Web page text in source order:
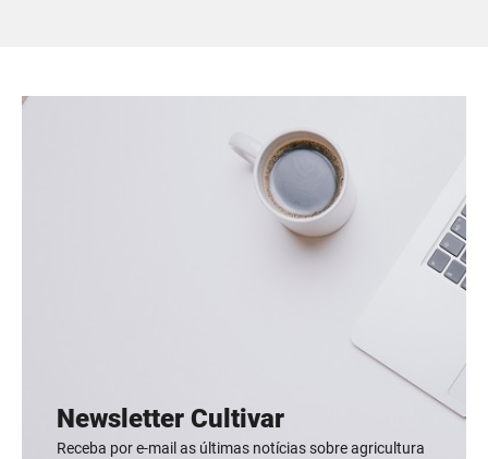
Newsletter Cultivar
Receba por e-mail as últimas notícias sobre agricultura